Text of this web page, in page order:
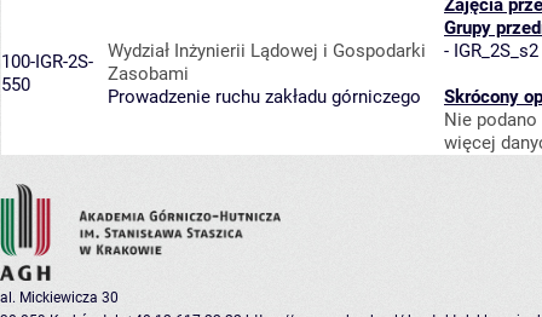
100-IGR-2S-
550
Wydział Inżynierii Lądowej i Gospodarki
Zasobami
Prowadzenie ruchu zakładu górniczego
Zajęcia
Grupy
- IGR_2S_s2
Skrócony
Nie
więcej
al. Mickiewicza 30